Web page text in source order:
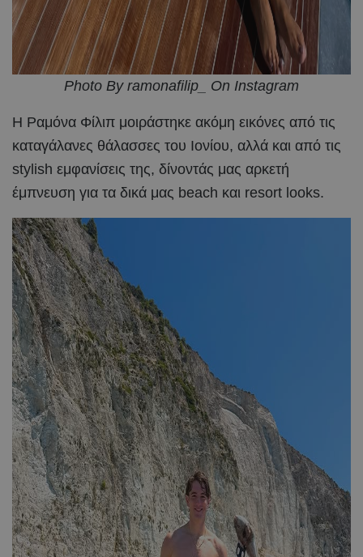
Photo By ramonafilip_ On Instagram
Η Ραμόνα Φίλιπ μοιράστηκε ακόμη εικόνες από τις
καταγάλανες θάλασσες του Ιονίου, αλλά και από τις
stylish εμφανίσεις της, δίνοντάς μας αρκετή
έμπνευση για τα δικά μας beach και resort looks.